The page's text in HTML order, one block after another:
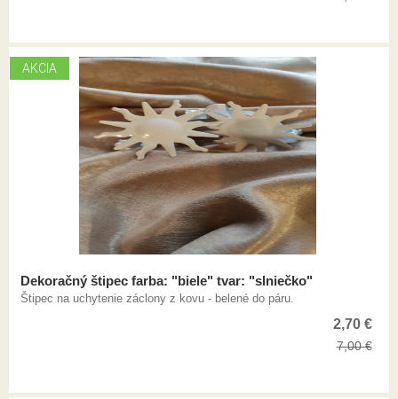
AKCIA
Dekoračný štipec farba: "biele" tvar: "slniečko"
Štipec na uchytenie záclony z kovu - belené do páru.
2,70 €
7,00€